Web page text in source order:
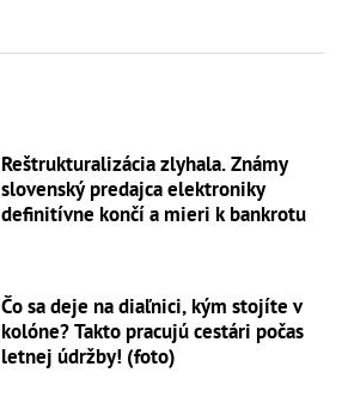
Reštrukturalizácia zlyhala. Známy
slovenský predajca elektroniky
definitívne končí a mieri k bankrotu
Čo sa deje na diaľnici, kým stojíte v
kolóne? Takto pracujú cestári počas
letnej údržby! (foto)